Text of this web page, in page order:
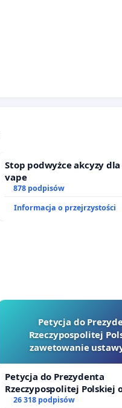
Stop podwyżce akcyzy
vape
878 podpisów
Informacja o przejrzystości
Petycja do
Rzeczypospolitej
zawetowanie
Petycja do Prezydenta
Rzeczypospolitej Polskiej
zawetowanie ustawy „Lex
26 318 podpisów